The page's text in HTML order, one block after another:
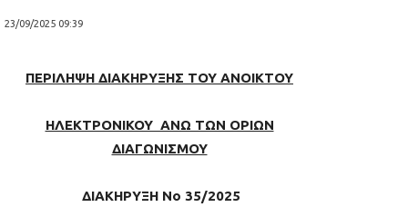
23/09/2025 09:39
ΠΕΡΙΛΗΨΗ ΔΙΑΚΗΡΥΞΗΣ ΤΟΥ ΑΝΟΙΚΤΟΥ
ΗΛΕΚΤΡΟΝΙΚΟΥ ΑΝΩ ΤΩΝ ΟΡΙΩΝ
ΔΙΑΓΩΝΙΣΜΟΥ
ΔΙΑΚΗΡΥΞΗ Νο 35/2025